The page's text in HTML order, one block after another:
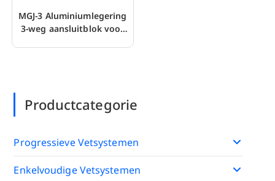
MGJ-3 Aluminiumlegering
3-weg aansluitblok voor
Productcategorie
Progressieve Vetsystemen
Enkelvoudige Vetsystemen